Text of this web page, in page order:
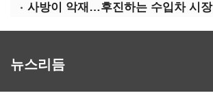
사방이 악재…후진하는 수입차 시장
뉴스리듬